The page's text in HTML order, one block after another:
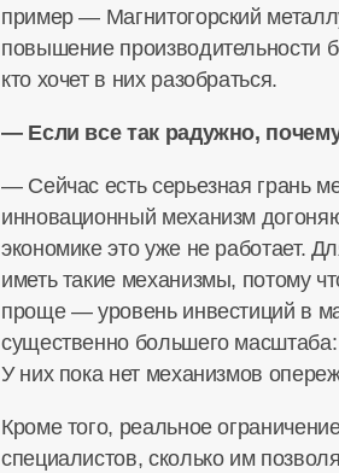
пример — Магнитогорский
повышение производительности
кто хочет в них разобраться.
— Если все так радужно,
— Сейчас есть серьезная грань
инновационный механизм
экономике это уже не работает.
иметь такие механизмы, потому
проще — уровень инвестиций в
существенно большего
У них пока нет механизмов
Кроме того, реальное
специалистов, сколько им